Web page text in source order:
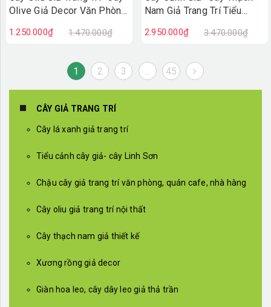
Olive Giả Decor Văn Phòng
1.250.000₫ 1.470.000₫
Nam Giả Trang Trí Tiểu
2.950.000₫ 3.470.000₫
1 2 3 45
CÂY GIẢ TRANG TRÍ
Cây lá xanh giả trang trí
Tiểu cảnh cây giả- cây Linh Sơn
Chậu cây giả trang trí văn phòng, quán cafe, nhà hàng
Cây oliu giả trang trí nội thất
Cây thạch nam giả thiết kế
Xương rồng giả decor
Giàn hoa leo, cây dây leo giả thả trần